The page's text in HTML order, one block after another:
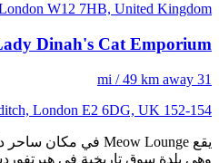
W12 7HB, United Kingdom
Dinah's Cat Emporium
31 mi / 49 km away
152-154 Bethnal Green Rd, Shoreditch, London E2 6DG, UK
وهي بلدة سوق تاريخية في